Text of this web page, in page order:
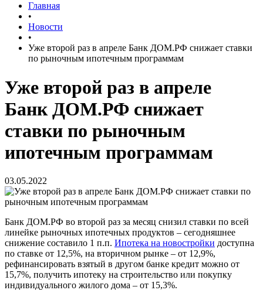
Главная
•
Новости
•
Уже второй раз в апреле Банк ДОМ.РФ снижает ставки
по рыночным ипотечным программам
Уже второй раз в апреле
Банк ДОМ.РФ снижает
ставки по рыночным
ипотечным программам
03.05.2022
Банк ДОМ.РФ во второй раз за месяц снизил ставки по всей
линейке рыночных ипотечных продуктов – сегодняшнее
снижение составило 1 п.п. Ипотека на новостройки доступна
по ставке от 12,5%, на вторичном рынке – от 12,9%,
рефинансировать взятый в другом банке кредит можно от
15,7%, получить ипотеку на строительство или покупку
индивидуального жилого дома – от 15,3%.